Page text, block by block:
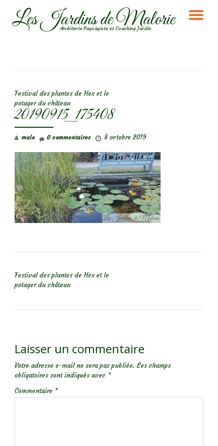
AllerLes Jardins de Malorie
Architecte Paysagiste et Coaching Jardin
Festival des plantes de Hex et le
potager du château
20190915_175408
malo 8 octobre 2019
0 commentaires
Festival des plantes de Hex et le
potager du château
Laisser un commentaire
Votre adresse e-mail ne sera pas publiée. Les champs
obligatoires sont indiqués avec *
Commentaire *